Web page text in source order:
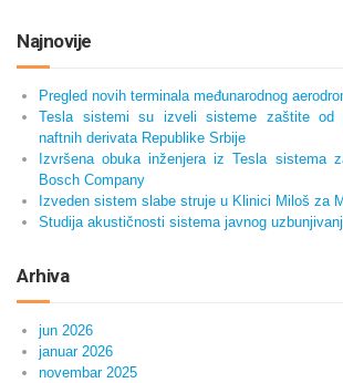
Najnovije
Pregled novih terminala međunarodnog
Tesla sistemi su izveli sisteme zaštite od
naftnih derivata Republike Srbije
Izvršena obuka inženjera iz Tesla sistema
Bosch Company
Izveden sistem slabe struje u Klinici Miloš za
Studija akustičnosti sistema javnog
Arhiva
jun 2026
januar 2026
novembar 2025